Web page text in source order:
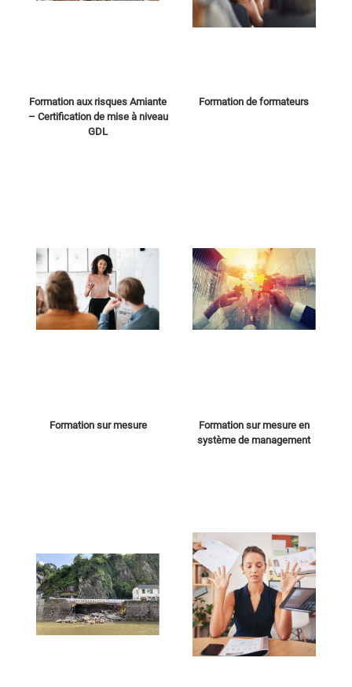
Formation aux risques Amiante
– Certification de mise à niveau
GDL
Formation de formateurs
Formation sur mesure
Formation sur mesure en
système de management